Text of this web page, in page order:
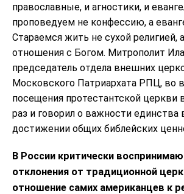
православные, и агностики, и
проповедуем не конфессию, а
Стараемся жить не сухой
отношения с Богом. Митрополит
председатель отдела внешних
Московского Патриархата РПЦ, во
посещения протестантской церкви
раз и говорил о важности единства
достижении общих библейских
В России критически
отклонения от традиционной
отношение самих американцев к